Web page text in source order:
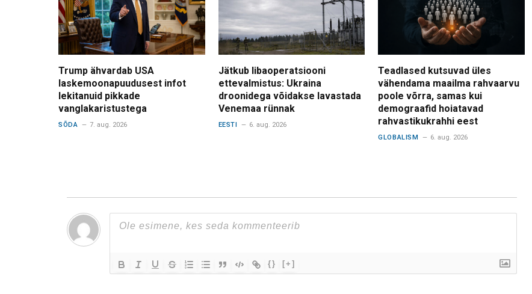
Trump ähvardab USA
laskemoonapuudusest infot
lekitanuid pikkade
vanglakaristustega
SÕDA 7. aug. 2026
Jätkub libaoperatsiooni
ettevalmistus: Ukraina
droonidega võidakse lavastada
Venemaa rünnak
EESTI 6. aug. 2026
Teadlased kutsuvad üles
vähendama maailma rahvaarvu
poole võrra, samas kui
demograafid hoiatavad
rahvastikukrahhi eest
GLOBALISM 6. aug. 2026
{} [+]